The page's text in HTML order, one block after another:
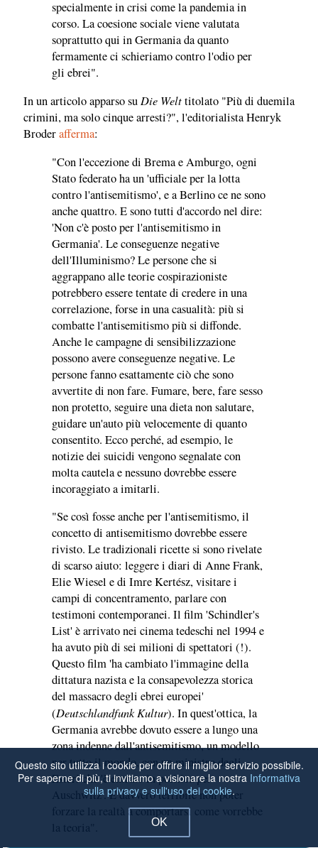
specialmente in crisi come la pandemia in
corso. La coesione sociale viene valutata
soprattutto qui in Germania da quanto
fermamente ci schieriamo contro l'odio per
gli ebrei".
In un articolo apparso su Die Welttitolato "Più di duemila
crimini, ma solo cinque arresti?", l'editorialista Henryk
Broderafferma:
"Con l'eccezione di Brema e Amburgo, ogni
Stato federato ha un 'ufficiale per la lotta
contro l'antisemitismo', e a Berlino ce ne sono
anche quattro. E sono tutti d'accordo nel dire:
'Non c'è posto per l'antisemitismo in
Germania'. Le conseguenze negative
dell'Illuminismo? Le persone che si
aggrappano alle teorie cospirazioniste
potrebbero essere tentate di credere in una
correlazione, forse in una casualità: più si
combatte l'antisemitismo più si diffonde.
Anche le campagne di sensibilizzazione
possono avere conseguenze negative. Le
persone fanno esattamente ciò che sono
avvertite di non fare. Fumare, bere, fare sesso
non protetto, seguire una dieta non salutare,
guidare un'auto più velocemente di quanto
consentito. Ecco perché, ad esempio, le
notizie dei suicidi vengono segnalate con
molta cautela e nessuno dovrebbe essere
incoraggiato a imitarli.
"Se così fosse anche per l'antisemitismo, il
concetto di antisemitismo dovrebbe essere
rivisto. Le tradizionali ricette si sono rivelate
di scarso aiuto: leggere i diari di Anne Frank,
Elie Wiesel e di Imre Kertész, visitare i
campi di concentramento, parlare con
testimoni contemporanei. Il film 'Schindler's
List' è arrivato nei cinema tedeschi nel 1994 e
ha avuto più di sei milioni di spettatori (!).
Questo film 'ha cambiato l'immagine della
dittatura nazista e la consapevolezza storica
del massacro degli ebrei europei'
(Deutschlandfunk Kultur). In quest'ottica, la
Germania avrebbe dovuto essere a lungo una
zona indenne dall'antisemitismo, un modello
per tutto il mondo, con un ministro degli
Esteri che 'è entrato in politica per
Auschwitz'. È davvero terribile non poter
forzare la realtà a comportarsi come vorrebbe
la teoria".
Questo sito utilizza i cookie per offrire il miglior servizio possibile.
Per saperne di più, ti invitiamo a visionare la nostra Informativa
sulla privacy e sull'uso dei cookie.
OK